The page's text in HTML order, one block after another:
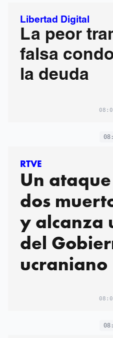
Libertad Digital
La peor
falsa
la deuda
RTVE
Un
dos
y alcanza
del
ucraniano